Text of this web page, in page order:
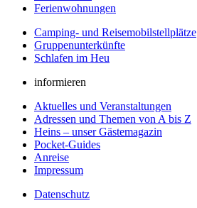
Ferienwohnungen
Camping- und Reisemobilstellplätze
Gruppenunterkünfte
Schlafen im Heu
informieren
Aktuelles und Veranstaltungen
Adressen und Themen von A bis Z
Heins – unser Gästemagazin
Pocket-Guides
Anreise
Impressum
Datenschutz